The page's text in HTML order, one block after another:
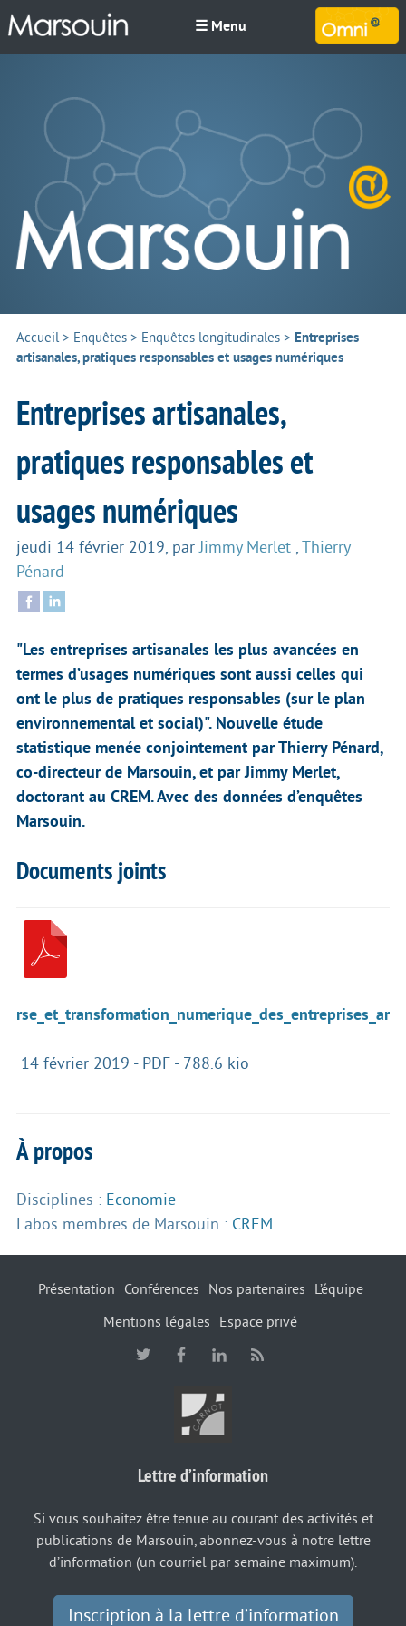
☰ Menu
Accueil> Enquêtes > Enquêtes longitudinales > Entreprises
artisanales, pratiques responsables et usages numériques
Entreprises artisanales,
pratiques responsables et
usages numériques
jeudi 14 février 2019, parJimmy Merlet , Thierry
Pénard
"Les entreprises artisanales les plus avancées en
termes d’usages numériques sont aussi celles qui
ont le plus de pratiques responsables (sur le plan
environnemental et social)". Nouvelle étude
statistique menée conjointement par Thierry Pénard,
co-directeur de Marsouin, et par Jimmy Merlet,
doctorant au CREM. Avec des données d’enquêtes
Marsouin.
Documents joints
14 février 2019 - PDF - 788.6 kio
À propos
Disciplines : Economie
Labos membres de Marsouin : CREM
Présentation Conférences Nos partenaires
L’équipe
Mentions légales
Espace privé
Lettre d’information
Si vous souhaitez être tenue au courant des activités et
publications de Marsouin, abonnez-vous à notre lettre
d’information (un courriel par semaine maximum).
Inscription à la lettre d’information